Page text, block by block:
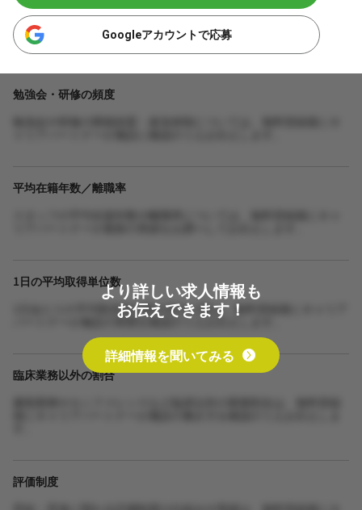
Googleアカウントで応募
勉強会・研修の頻度
平均在籍年数／離職率
1日の平均取得単位数
1日あたりの平均取得単位数や担当人数は、無料登録後にキャリア
パートナーが施設の実態を確認のうえお伝えします。
臨床業務以外の割合
評価制度
より詳しい求人情報も
お伝えできます！
詳細情報を聞いてみる